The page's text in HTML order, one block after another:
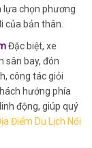
lựa chọn phương
của bản thân.
Đặc biệt, xe
sân bay, đón
công tác giỏi
hướng phía
động, giúp quý
Điểm Du Lịch Nổi